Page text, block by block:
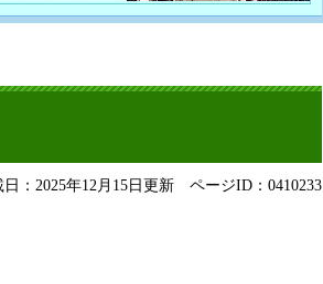
：2025年12月15日更新 ページID：0410233